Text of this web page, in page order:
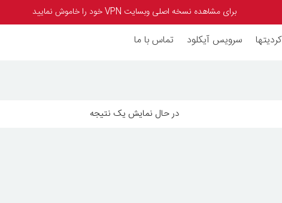
برای مشاهده نسخه اصلی وبسایت VPN خود را خاموش نمایید
کردیتها سرویس آیکلود تماس با ما
در حال نمایش یک نتیجه